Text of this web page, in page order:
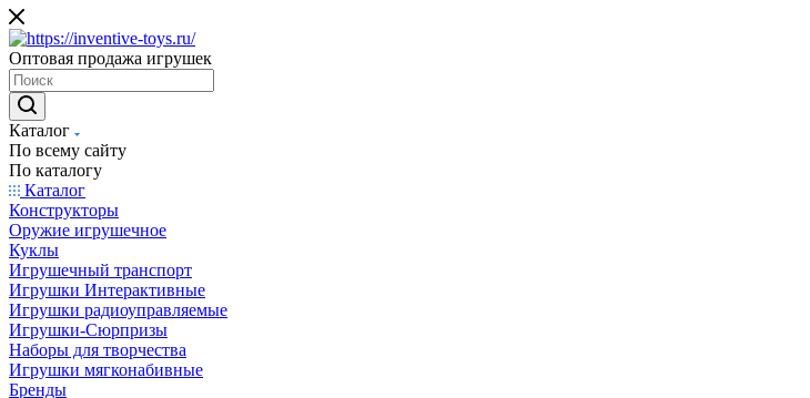
Оптовая продажа игрушек
Каталог
По всему сайту
По каталогу
Каталог
Конструкторы
Оружие игрушечное
Куклы
Игрушечный транспорт
Игрушки Интерактивные
Игрушки радиоуправляемые
Игрушки-Сюрпризы
Наборы для творчества
Игрушки мягконабивные
Бренды